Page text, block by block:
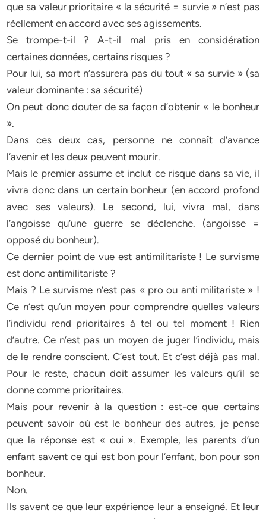
que sa valeur prioritaire « la sécurité = survie » n’est pas
réellement en accord avec ses agissements.
Se trompe-t-il ? A-t-il mal pris en considération
certaines données, certains risques ?
Pour lui, sa mort n’assurera pas du tout « sa survie » (sa
valeur dominante : sa sécurité)
On peut donc douter de sa façon d’obtenir « le bonheur
».
Dans ces deux cas, personne ne connaît d’avance
l’avenir et les deux peuvent mourir.
Mais le premier assume et inclut ce risque dans sa vie, il
vivra donc dans un certain bonheur (en accord profond
avec ses valeurs). Le second, lui, vivra mal, dans
l’angoisse qu’une guerre se déclenche. (angoisse =
opposé du bonheur).
Ce dernier point de vue est antimilitariste ! Le survisme
est donc antimilitariste ?
Mais ? Le survisme n’est pas « pro ou anti militariste » !
Ce n’est qu’un moyen pour comprendre quelles valeurs
l’individu rend prioritaires à tel ou tel moment ! Rien
d’autre. Ce n’est pas un moyen de juger l’individu, mais
de le rendre conscient. C’est tout. Et c’est déjà pas mal.
Pour le reste, chacun doit assumer les valeurs qu’il se
donne comme prioritaires.
Mais pour revenir à la question : est-ce que certains
peuvent savoir où est le bonheur des autres, je pense
que la réponse est « oui ». Exemple, les parents d’un
enfant savent ce qui est bon pour l’enfant, bon pour son
bonheur.
Non.
Ils savent ce que leur expérience leur a enseigné. Et leur